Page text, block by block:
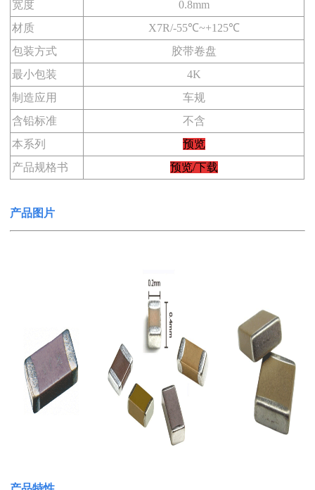
宽度
0.8mm
材质
X7R/-55℃~+125℃
包装方式
胶带卷盘
最小包装
4K
制造应用
车规
含铅标准
不含
本系列
预览
产品规格书
预览/下载
产品图片